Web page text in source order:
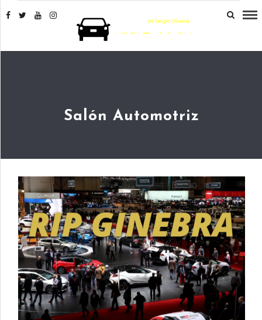
Salón Automotriz